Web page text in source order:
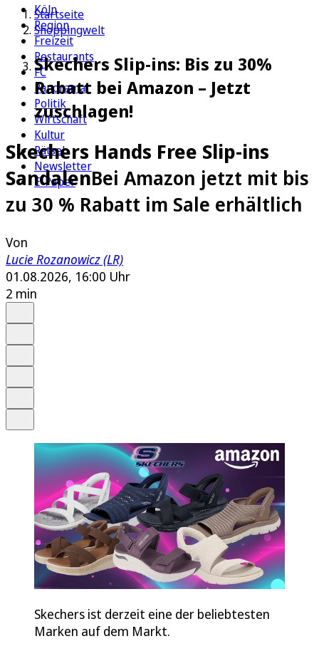
Köln
Region
Freizeit
Restaurants
FC
Panorama
Politik
Wirtschaft
Kultur
Rätsel
Newsletter
E-Paper
Startseite
Shoppingwelt
Skechers Slip-ins: Bis zu 30%
Rabatt bei Amazon – Jetzt
zuschlagen!
Skechers Hands Free Slip-ins
SandalenBei Amazon jetzt mit bis
zu 30 % Rabatt im Sale erhältlich
Von
Lucie Rozanowicz (LR)
01.08.2026, 16:00 Uhr
2 min
Skechers ist derzeit eine der beliebtesten
Marken auf dem Markt.